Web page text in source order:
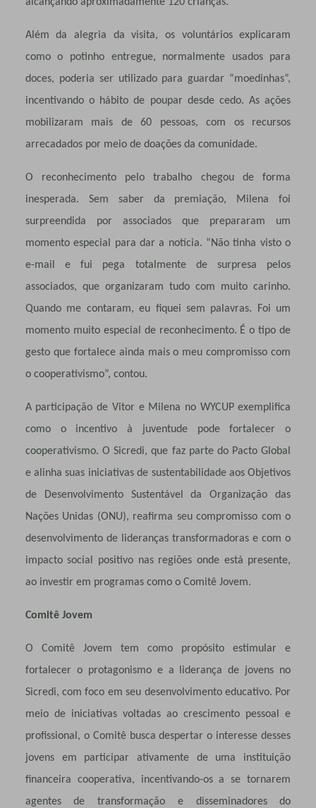
Além da alegria da visita, os voluntários explicaram
como o potinho entregue, normalmente usados para
doces, poderia ser utilizado para guardar “moedinhas”,
incentivando o hábito de poupar desde cedo. As ações
mobilizaram mais de 60 pessoas, com os recursos
arrecadados por meio de doações da comunidade.
O reconhecimento pelo trabalho chegou de forma
inesperada. Sem saber da premiação, Milena foi
surpreendida por associados que prepararam um
momento especial para dar a notícia. “Não tinha visto o
e-mail e fui pega totalmente de surpresa pelos
associados, que organizaram tudo com muito carinho.
Quando me contaram, eu fiquei sem palavras. Foi um
momento muito especial de reconhecimento. É o tipo de
gesto que fortalece ainda mais o meu compromisso com
o cooperativismo”, contou.
A participação de Vitor e Milena no WYCUP exemplifica
como o incentivo à juventude pode fortalecer o
cooperativismo. O Sicredi, que faz parte do Pacto Global
e alinha suas iniciativas de sustentabilidade aos Objetivos
de Desenvolvimento Sustentável da Organização das
Nações Unidas (ONU), reafirma seu compromisso com o
desenvolvimento de lideranças transformadoras e com o
impacto social positivo nas regiões onde está presente,
ao investir em programas como o Comitê Jovem.
Comitê Jovem
O Comitê Jovem tem como propósito estimular e
fortalecer o protagonismo e a liderança de jovens no
Sicredi, com foco em seu desenvolvimento educativo. Por
meio de iniciativas voltadas ao crescimento pessoal e
profissional, o Comitê busca despertar o interesse desses
jovens em participar ativamente de uma instituição
financeira cooperativa, incentivando-os a se tornarem
agentes de transformação e disseminadores do